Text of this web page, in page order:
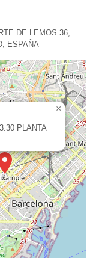
DE LEMOS 36,
ESPAÑA
ZARAGOZA,
PLANTA
×